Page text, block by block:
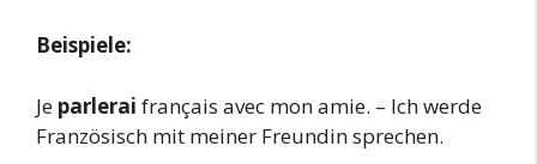
Beispiele:
Je parlerai français avec mon amie. – Ich werde
Französisch mit meiner Freundin sprechen.